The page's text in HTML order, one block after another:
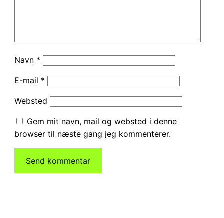
Navn *
E-mail *
Websted
Gem mit navn, mail og websted i denne
browser til næste gang jeg kommenterer.